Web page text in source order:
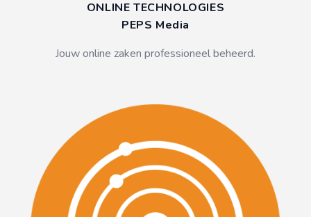
ONLINE TECHNOLOGIES
PEPS Media
Jouw online zaken professioneel beheerd.